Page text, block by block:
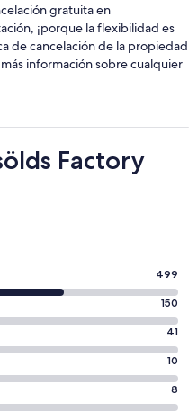
gratuita en
¡porque la flexibilidad es
de cancelación de la propiedad
información sobre cualquier
Factory
499
150
41
10
8